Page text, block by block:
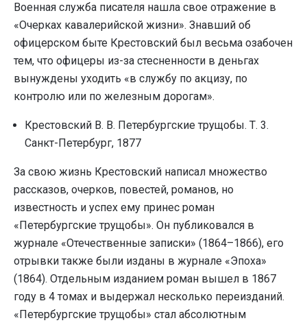
Военная служба писателя нашла свое отражение в
«Очерках кавалерийской жизни». Знавший об
офицерском быте Крестовский был весьма озабочен
тем, что офицеры из-за стесненности в деньгах
вынуждены уходить «в службу по акцизу, по
контролю или по железным дорогам».
Крестовский В. В. Петербургские трущобы. Т. 3.
Санкт-Петербург, 1877
За свою жизнь Крестовский написал множество
рассказов, очерков, повестей, романов, но
известность и успех ему принес роман
«Петербургские трущобы». Он публиковался в
журнале «Отечественные записки» (1864–1866), его
отрывки также были изданы в журнале «Эпоха»
(1864). Отдельным изданием роман вышел в 1867
году в 4 томах и выдержал несколько переизданий.
«Петербургские трущобы» стал абсолютным